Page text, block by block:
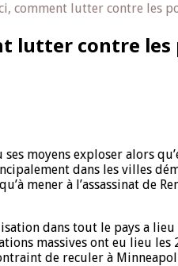
comment lutter contre les
lutter contre les
ses moyens exploser alors
dans les villes
mener à l’assassinat de
dans tout le pays a
massives ont eu lieu les
de reculer à